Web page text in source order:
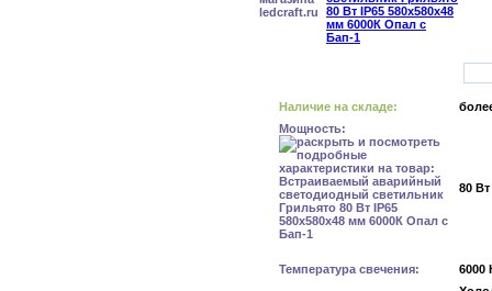
Наличие на складе:
Мощность:
80 Вт
Температура свечения: 6000